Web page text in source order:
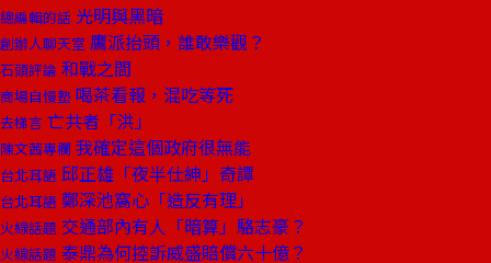
總編輯的話 光明與黑暗
創辦人聊天室 鷹派抬頭，誰敢樂觀？
石頭評論 和戰之間
商場自慢塾 喝茶看報，混吃等死
去梯言 亡共者「洪」
陳文茜專欄 我確定這個政府很無能
台北耳語 邱正雄「夜半仕紳」奇譚
台北耳語 鄭深池窩心「造反有理」
火線話題 交通部內有人「暗算」駱志豪？
火線話題 泰鼎為何控訴威盛賠償六十億？